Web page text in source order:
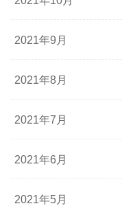
2021年9月
2021年8月
2021年7月
2021年6月
2021年5月